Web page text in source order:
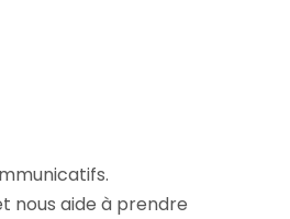
nous aide à prendre